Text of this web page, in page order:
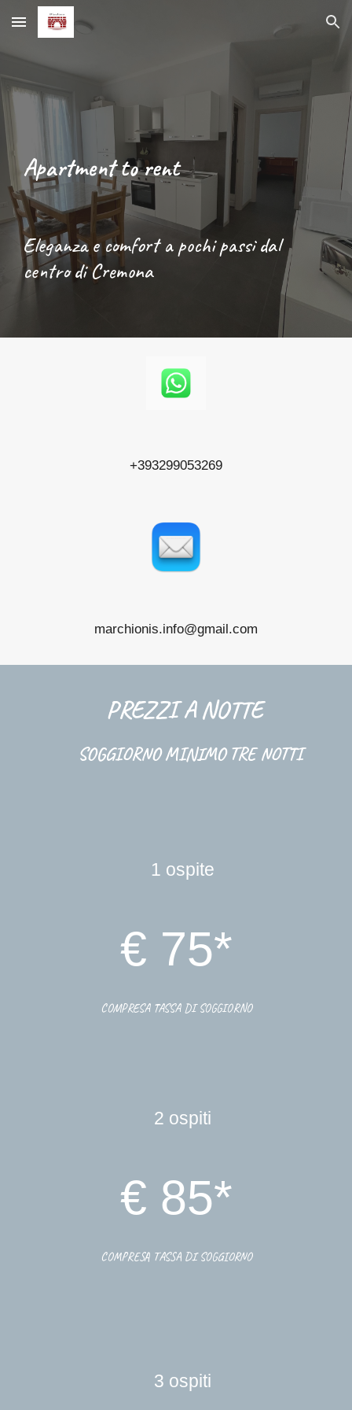
Skip to main content Skip to navigation
Apartment to rent
Eleganza e comfort a pochi passi dal
centro di Cremona
+393299053269
marchionis.info@gmail.com
PREZZI A NOTTE
SOGGIORNO MINIMO TRE NOTTI
1 ospite
€ 75*
COMPRESA TASSA DI SOGGIORNO
2 ospiti
€ 85*
COMPRESA TASSA DI SOGGIORNO
3 ospiti